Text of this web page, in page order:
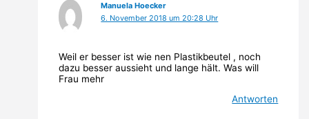
Manuela Hoecker
6. November 2018 um 20:28 Uhr
Weil er besser ist wie nen Plastikbeutel , noch
dazu besser aussieht und lange hält. Was will
Frau mehr
Antworten